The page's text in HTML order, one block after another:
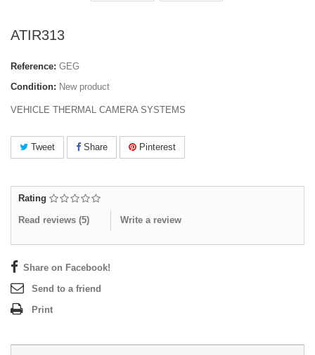
ATIR313
Reference: GEG
Condition: New product
VEHICLE THERMAL CAMERA SYSTEMS
Tweet Share Pinterest
Rating
Read reviews (5) Write a review
Share on Facebook!
Send to a friend
Print